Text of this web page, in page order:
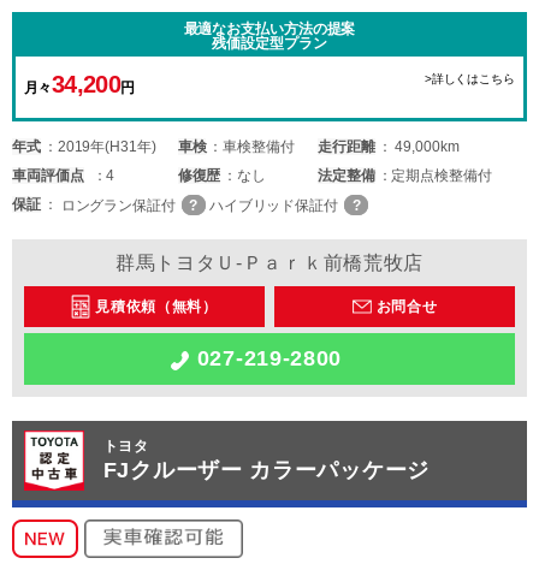
最適なお支払い方法の提案
残価設定型プラン
月々34,200円
>詳しくはこちら
年式 2019年(H31年) 車検 車検整備付 走行距離
49,000km
車両評価点 4 修復歴 なし 法定整備
定期点検整備付
保証
ロングラン保証付 ハイブリッド保証付
群馬トヨタＵ-Ｐａｒｋ前橋荒牧店
見積依頼（無料） お問合せ
027-219-2800
トヨタ
FJクルーザー カラーパッケージ